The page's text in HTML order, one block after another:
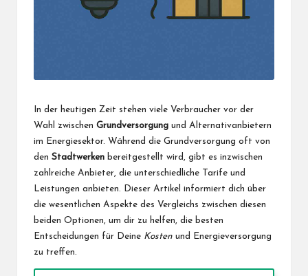
In der heutigen Zeit stehen viele Verbraucher vor der
Wahl zwischen Grundversorgung und Alternativanbietern
im Energiesektor. Während die Grundversorgung oft von
den Stadtwerken bereitgestellt wird, gibt es inzwischen
zahlreiche Anbieter, die unterschiedliche Tarife und
Leistungen anbieten. Dieser Artikel informiert dich über
die wesentlichen Aspekte des Vergleichs zwischen diesen
beiden Optionen, um dir zu helfen, die besten
Entscheidungen für Deine Kosten und Energieversorgung
zu treffen.